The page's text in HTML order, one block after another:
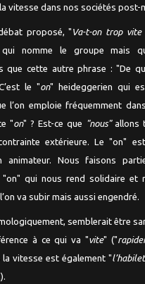
vitesse dans nos sociétés post-
proposé, " Va-t-on trop vite
qui nomme le groupe mais
que cette autre phrase : "De
le "on" heideggerien qui
l’on emploie fréquemment
"on" ? Est-ce que "nous"allons
extérieure. Le "on"
animateur. Nous faisons
"on" qui nous rend solidaire et
va subir mais aussi engendré.
semblerait être
à ce qui va "vite" ("
la vitesse est également "